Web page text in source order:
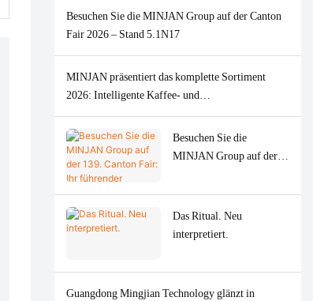
weltweite Nachfrage nach
Fleischwölfen.
Besuchen Sie die MINJAN Group auf der Canton
Fair 2026 – Stand 5.1N17
MINJAN präsentiert das komplette Sortiment
2026: Intelligente Kaffee- und
Milchaufschäumsysteme sowie formschöne
Fleischwölfe
Besuchen Sie die
MINJAN Group auf der
führender ODM/OEM-
Partner für Premium-
Küchengeräte.
Das Ritual. Neu
interpretiert.
Guangdong Mingjian Technology glänzt in